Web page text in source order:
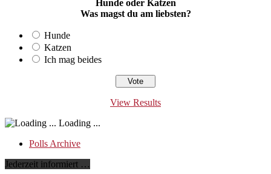
Hunde oder Katzen
Was magst du am liebsten?
Hunde
Katzen
Ich mag beides
View Results
Loading ...
Polls Archive
Jederzeit informiert …